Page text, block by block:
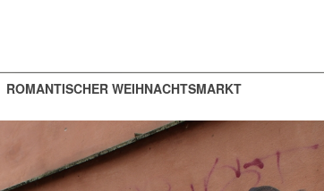
ROMANTISCHER WEIHNACHTSMARKT